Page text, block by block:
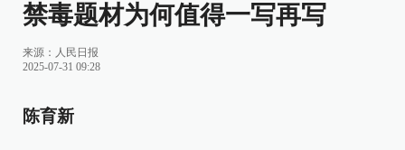
禁毒题材为何值得一写再写
来源： 人民日报
2025-07-31 09:28
陈育新